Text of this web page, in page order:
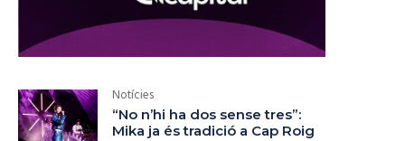
Notícies
“No n’hi ha dos sense tres”:
Mika ja és tradició a Cap Roig